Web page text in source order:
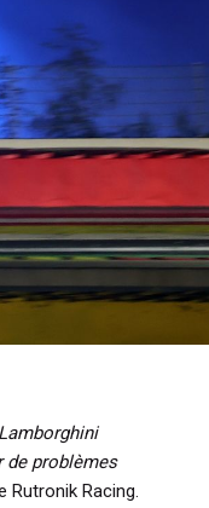
de problèmes
Rutronik Racing.